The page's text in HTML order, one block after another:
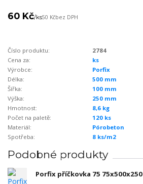
60 Kč/ks50 Kčbez DPH
Číslo produktu:
2784
Cena za:
ks
Výrobce:
Porfix
Délka:
500 mm
Šířka:
100 mm
Výška:
250 mm
Hmotnost:
8,6 kg
Počet na paletě:
120 ks
Materiál:
Pórobeton
Spotřeba:
8 ks/m2
Podobné produkty
Porfix příčkovka 75 75x500x250